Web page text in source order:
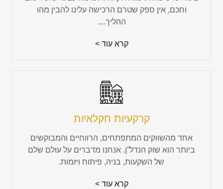
וחכם, אין ספק שטרם הרכישה עלינו להבין מהו
ההליך....
קרא עוד >
קרקעיות חקלאיות
אחד מהשווקים המתפתחים, הרווחיים והמבוקשים
ביותר הוא שוק הנדל”ן. אנחנו מדברים על עולם שלם
של השקעות, בניה, פיתוח ויזמות.
קרא עוד >